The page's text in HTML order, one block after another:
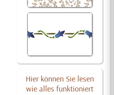
Hier können Sie lesen
wie alles funktioniert